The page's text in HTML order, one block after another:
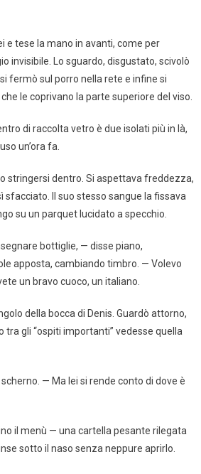
e tese la mano in avanti, come per
invisibile. Lo sguardo, disgustato, scivolò
fermò sul porro nella rete e infine si
le coprivano la parte superiore del viso.
di raccolta vetro è due isolati più in là,
un’ora fa.
stringersi dentro. Si aspettava freddezza,
sfacciato. Il suo stesso sangue la fissava
su un parquet lucidato a specchio.
bottiglie, — disse piano,
apposta, cambiando timbro. — Volevo
un bravo cuoco, un italiano.
della bocca di Denis. Guardò attorno,
tra gli “ospiti importanti” vedesse quella
— Ma lei si rende conto di dove è
il menù — una cartella pesante rilegata
sotto il naso senza neppure aprirlo.